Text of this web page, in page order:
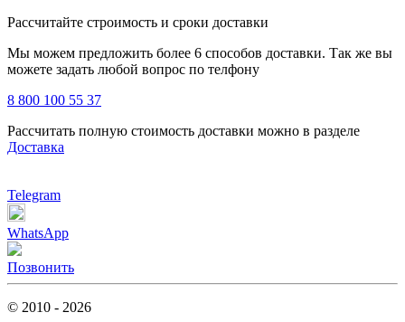
Рассчитайте строимость и сроки доставки
Мы можем предложить более 6 способов доставки. Так же вы
можете задать любой вопрос по телфону
8 800 100 55 37
Рассчитать полную стоимость доставки можно в разделе
Доставка
Telegram
WhatsApp
Позвонить
© 2010 - 2026